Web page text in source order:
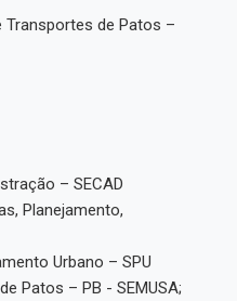
Transportes de Patos –
– SECAD
Planejamento,
Urbano – SPU
Patos – PB - SEMUSA;